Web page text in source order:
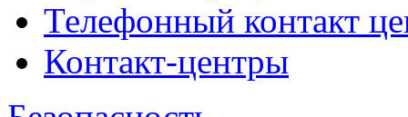
Телефонный контакт
Контакт-центры